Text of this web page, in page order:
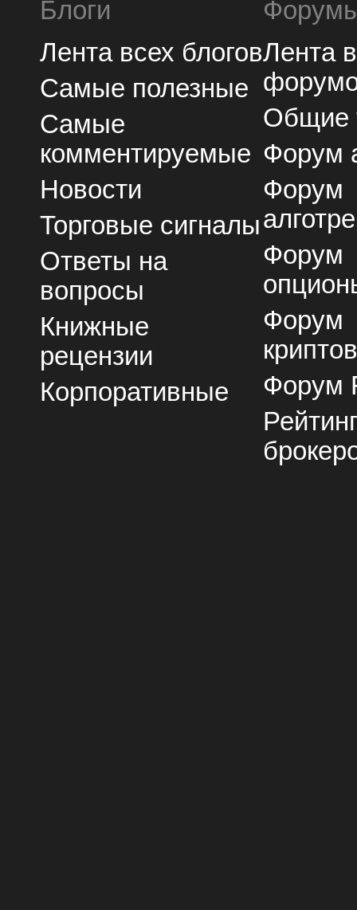
Блоги
Лента всех блогов
Самые полезные
Самые
комментируемые
Новости
Торговые сигналы
Ответы на
вопросы
Книжные
рецензии
Корпоративные
Лента
Общие
Форум
Форум
Форум
Форум
Форум